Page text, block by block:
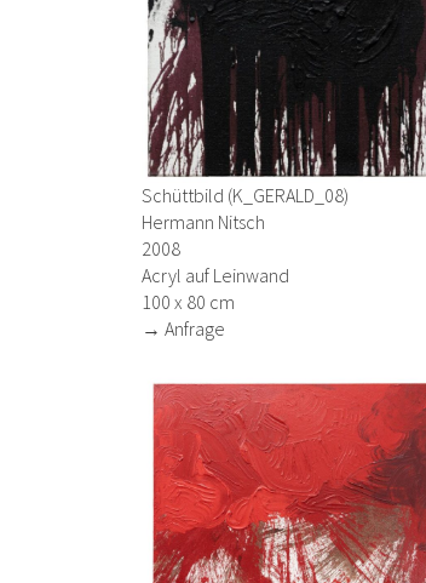
Schüttbild (K_GERALD_08)
Hermann Nitsch
2008
Acryl auf Leinwand
100 x 80 cm
→ Anfrage